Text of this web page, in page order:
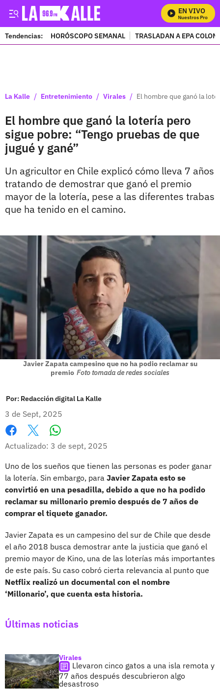
EN VIVO
Mira Todos Nuestros
Tendencias: HORÓSCOPO SEMANAL TRASLADAN A EPA
La Kalle / Entretenimiento / Virales / El hombre que ganó la
El hombre que ganó la lotería pero
sigue pobre: “Tengo pruebas de que
jugué y gané”
Un agricultor en Chile explicó cómo lleva 7 años
tratando de demostrar que ganó el premio
mayor de la lotería, pese a las diferentes trabas
que ha tenido en el camino.
Javier Zapata campesino que no ha podio reclamar su
premio Foto tomada de redes sociales
Por: Redacción digital La Kalle
3 de Sept, 2025
Facebook
X
Actualizado: 3 de sept, 2025
Uno de los sueños que tienen las personas es poder ganar
la lotería. Sin embargo, para Javier Zapata esto se
convirtió en una pesadilla, debido a que no ha podido
reclamar su millonario premio después de 7 años de
comprar el tiquete ganador.
Javier Zapata es un campesino del sur de Chile que desde
el año 2018 busca demostrar ante la justicia que ganó el
premio mayor de Kino, una de las loterías más importantes
de este país. Su caso cobró cierta relevancia al punto que
Netflix realizó un documental con el nombre
‘Millonario’, que cuenta esta historia.
Últimas noticias
Virales
Llevaron cinco gatos a una isla remota y
77 años después descubrieron algo
desastroso